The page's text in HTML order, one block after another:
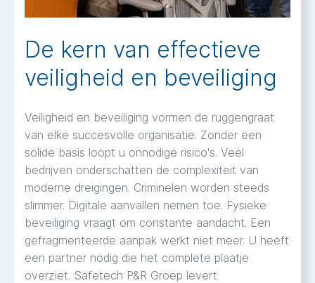
De kern van effectieve
veiligheid en beveiliging
Veiligheid en beveiliging vormen de ruggengraat
van elke succesvolle organisatie. Zonder een
solide basis loopt u onnodige risico's. Veel
bedrijven onderschatten de complexiteit van
moderne dreigingen. Criminelen worden steeds
slimmer. Digitale aanvallen nemen toe. Fysieke
beveiliging vraagt om constante aandacht. Een
gefragmenteerde aanpak werkt niet meer. U heeft
een partner nodig die het complete plaatje
overziet. Safetech P&R Groep levert